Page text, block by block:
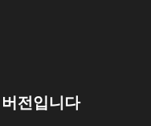
전입니다